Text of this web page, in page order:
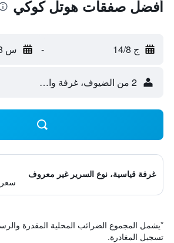
أفضل صفقات هوتل كوكي
ج 14/8 - س 15/8
2 من الضيوف، غرفة واحدة
غرفة قياسية، نوع السرير غير معروف
سعر
*يشمل المجموع الضرائب المحلية المقدرة
تسجيل المغادرة.